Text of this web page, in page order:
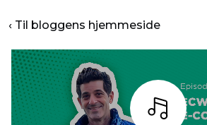
‹ Til bloggens hjemmeside